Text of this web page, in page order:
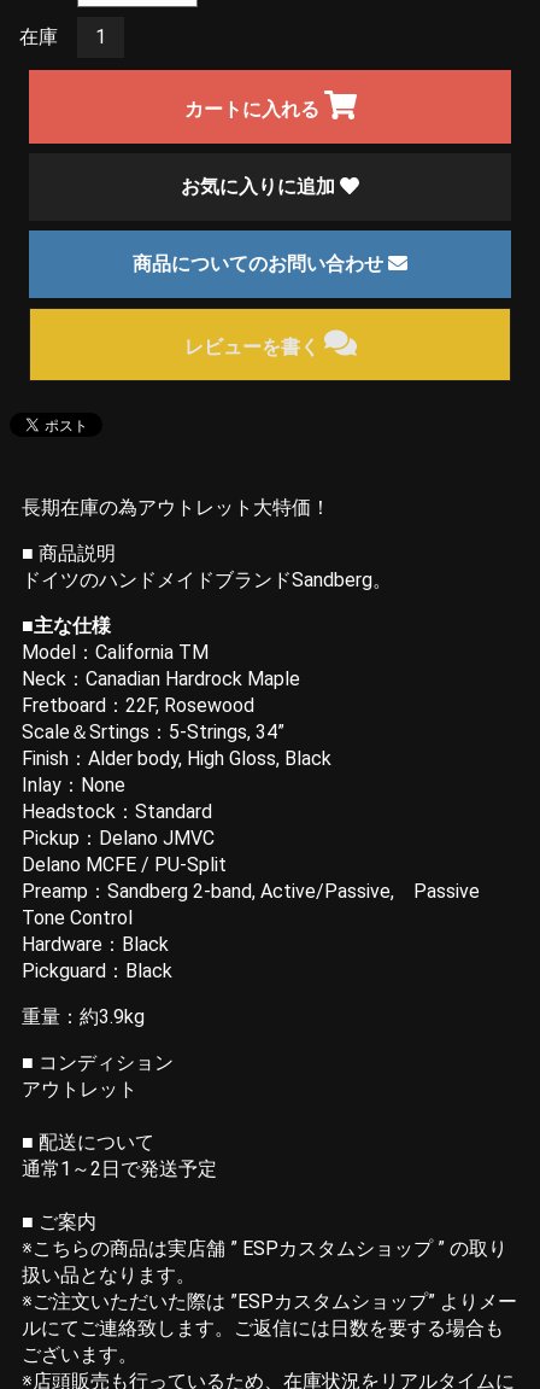
在庫 1
カートに入れる
お気に入りに追加
商品についてのお問い合わせ
レビューを書く
長期在庫の為アウトレット大特価！
■ 商品説明
ドイツのハンドメイドブランドSandberg。
■主な仕様
Model：California TM
Neck：Canadian Hardrock Maple
Fretboard：22F, Rosewood
Scale＆Srtings：5-Strings, 34”
Finish：Alder body, High Gloss, Black
Inlay：None
Headstock：Standard
Pickup：Delano JMVC
Delano MCFE / PU-Split
Preamp：Sandberg 2-band, Active/Passive, Passive
Tone Control
Hardware：Black
Pickguard：Black
重量：約3.9kg
■ コンディション
アウトレット
■ 配送について
通常1～2日で発送予定
■ ご案内
※こちらの商品は実店舗 ” ESPカスタムショップ ” の取り
扱い品となります。
※ご注文いただいた際は ”ESPカスタムショップ” よりメー
ルにてご連絡致します。ご返信には日数を要する場合も
ございます。
※店頭販売も行っているため、在庫状況をリアルタイムに